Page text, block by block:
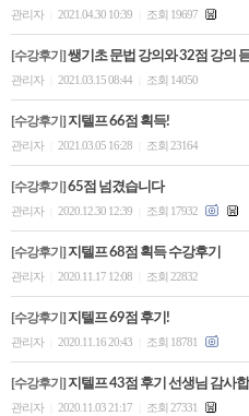
관리자 2021.04.30 10:39 조회 19697
[수강후기] 쌩기초 문법 강의와 32점 강의
관리자 2021.03.15 08:44 조회 14050
[수강후기] 지텔프 66점 획득!
관리자 2021.03.05 16:28 조회 23164
[수강후기] 65점 넘겼습니다
관리자 2020.12.30 12:39 조회 17932
[수강후기] 지텔프 68점 획득 수강후기
관리자 2020.11.17 12:08 조회 22832
[수강후기] 지텔프 69점 후기!
관리자 2020.11.16 20:43 조회 18781
[수강후기] 지텔프 43점 후기 선생님 감사
관리자 2020.11.03 21:17 조회 27331